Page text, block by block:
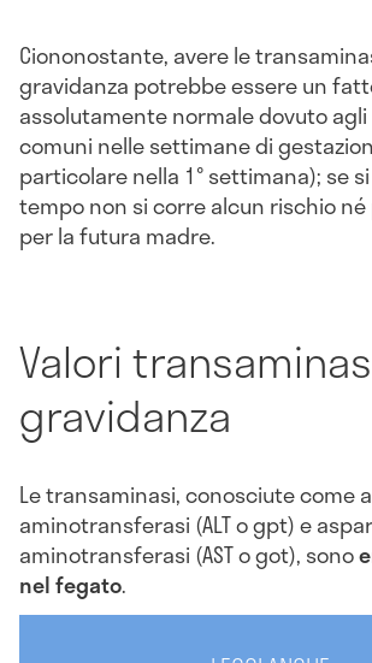
Ciononostante, avere le
gravidanza potrebbe essere un
assolutamente normale dovuto
comuni nelle settimane di
particolare nella 1° settimana); se
tempo non si corre alcun rischio
per la futura madre.
Valori
gravidanza
Le transaminasi, conosciute come
aminotransferasi (ALT o gpt) e
aminotransferasi (AST o got), sono
nel fegato.